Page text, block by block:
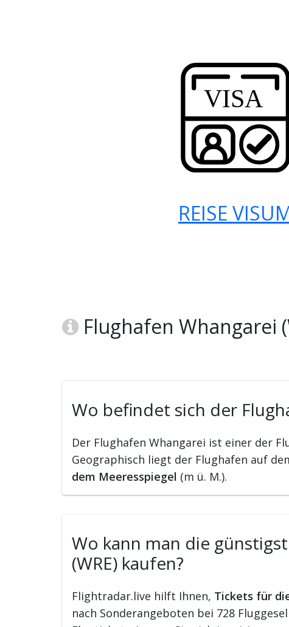
REISE
Flughafen Whangarei
Wo befindet sich der
Der Flughafen Whangarei ist einer der
Geographisch liegt der Flughafen auf
dem Meeresspiegel (m ü. M.).
Wo kann man die
(WRE) kaufen?
Flightradar.live hilft Ihnen, Tickets für
nach Sonderangeboten bei 728